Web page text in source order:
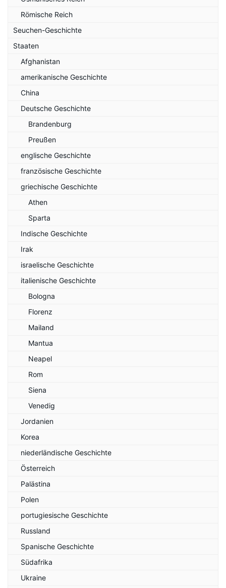
Römische Reich
Seuchen-Geschichte
Staaten
Afghanistan
amerikanische Geschichte
China
Deutsche Geschichte
Brandenburg
Preußen
englische Geschichte
französische Geschichte
griechische Geschichte
Athen
Sparta
Indische Geschichte
Irak
israelische Geschichte
italienische Geschichte
Bologna
Florenz
Mailand
Mantua
Neapel
Rom
Siena
Venedig
Jordanien
Korea
niederländische Geschichte
Österreich
Palästina
Polen
portugiesische Geschichte
Russland
Spanische Geschichte
Südafrika
Ukraine